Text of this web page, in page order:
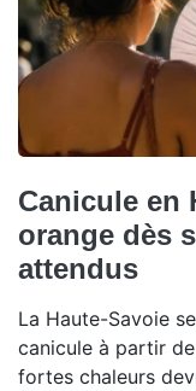
Canicule en
orange dès
attendus
La Haute-Savoie
canicule à partir
fortes chaleurs